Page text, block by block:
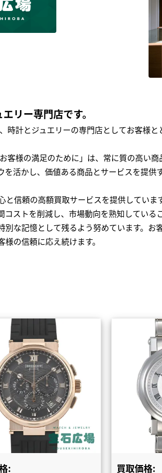
リー専門店です。
時計とジュエリーの専門店としてお客様
客様の満足のために」は、常に質の高い
活かし、価値ある商品とサービスを提
信頼の高額買取サービスを提供してい
ストを削減し、市場動向を熟知している
な記憶として残るよう努めています。
の信頼に応え続けます。
: 買取価格: